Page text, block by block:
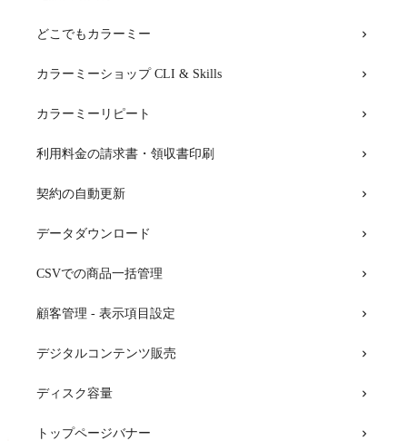
ドメイン
ヤマト 自宅外受け取り
特定商取引法
消費税設定
銀行振込（バーチャル口座）
お気に入り機能
フォローメール設定
フリーページ作成
ギフト設定
クレジットカード（PGマルチペイメントサービス）
画像サイズ設定
どこでもカラーミー
カラーミーショップ CLI & Skills
カラーミーリピート
利用料金の請求書・領収書印刷
契約の自動更新
データダウンロード
CSVでの商品一括管理
顧客管理 - 表示項目設定
デジタルコンテンツ販売
ディスク容量
トップページバナー